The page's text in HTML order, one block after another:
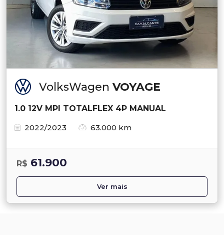
VolksWagen VOYAGE
1.0 12V MPI TOTALFLEX 4P MANUAL
2022/2023
63.000 km
R$ 61.900
Ver mais